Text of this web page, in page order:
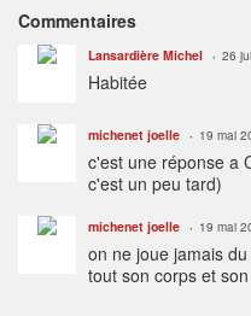
Commentaires
Lansardière Michel 26
Habitée
michenet joelle 19 mai
c'est une réponse a
c'est un peu tard)
michenet joelle 19 mai
on ne joue jamais
tout son corps et